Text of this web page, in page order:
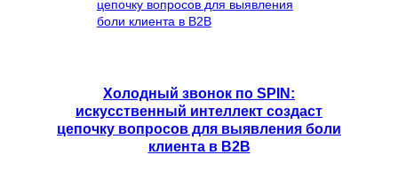
Холодный звонок по SPIN:
искусственный интеллект создаст
цепочку вопросов для выявления боли
клиента в B2B